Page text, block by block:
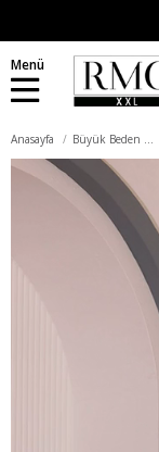
Menü
Anasayfa Büyük Beden Üst Giyim